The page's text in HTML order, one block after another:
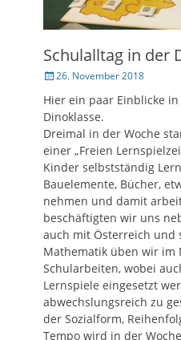
Schulalltag in der
Veröffentlicht
26. November 2018
Hier ein paar Einblicke
Dinoklasse.
Dreimal in der Woche
einer „Freien
Kinder selbstständig
Bauelemente, Bücher,
nehmen und damit
beschäftigten wir uns
auch mit Österreich und
Mathematik üben wir im
Schularbeiten, wobei
Lernspiele eingesetzt
abwechslungsreich zu
der Sozialform,
Tempo wird in der